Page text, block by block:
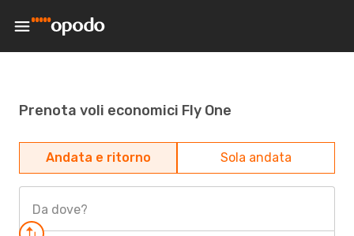
Prenota voli economici Fly One
Andata e ritorno Sola andata
Da dove?